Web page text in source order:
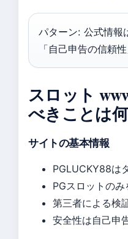
パターン: 公式情報
「自己申告の信頼
スロット
べきことは
サイトの基本情報
PGLUCKY88は
PGスロットのみ
第三者による検
安全性は自己申